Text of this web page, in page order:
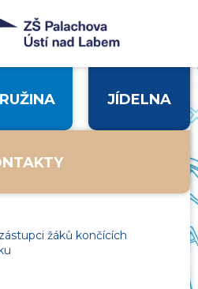
JÍDELNA
Labem, Palachova
žáků končících